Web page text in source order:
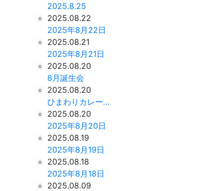
2025.8.25
2025.08.22
2025年8月22日
2025.08.21
2025年8月21日
2025.08.20
8月誕生会
2025.08.20
ひまわりカレー…
2025.08.20
2025年8月20日
2025.08.19
2025年8月19日
2025.08.18
2025年8月18日
2025.08.09